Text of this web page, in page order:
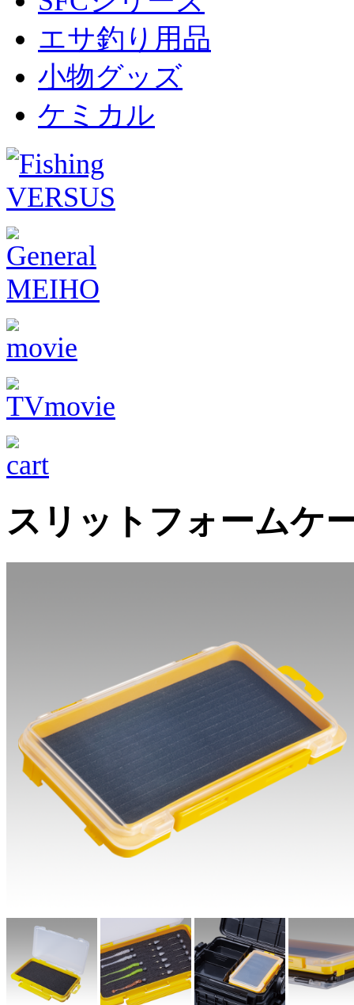
エサ釣り用品
小物グッズ
ケミカル
スリットフォームケ